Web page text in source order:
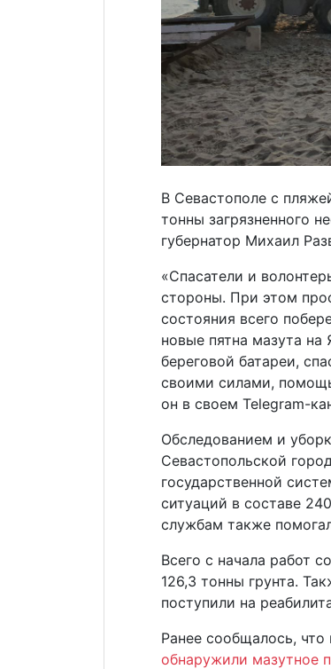
В Севастополе с
тонны загрязненного
губернатор Михаил
«Спасатели и
стороны. При этом
состояния всего
новые пятна мазута
береговой батареи,
своими силами,
он в своем Telegram-
Обследованием и
Севастопольской
государственной
ситуаций в составе
службам также
Всего с начала работ
126,3 тонны грунта.
поступили на
Ранее сообщалось, что
обнаружили мазутное